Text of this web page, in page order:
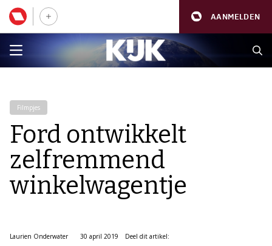
AANMELDEN
Filmpjes
Ford ontwikkelt
zelfremmend
winkelwagentje
Laurien Onderwater
30 april 2019
Deel dit artikel: